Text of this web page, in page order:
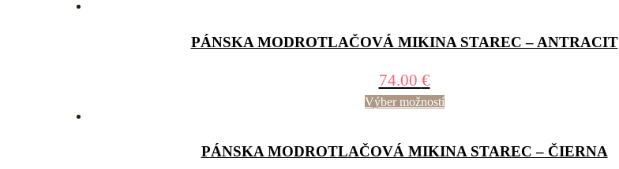
PÁNSKA MODROTLAČOVÁ MIKINA STAREC – ANTRACIT
74.00 €
Výber možností
PÁNSKA MODROTLAČOVÁ MIKINA STAREC – ČIERNA